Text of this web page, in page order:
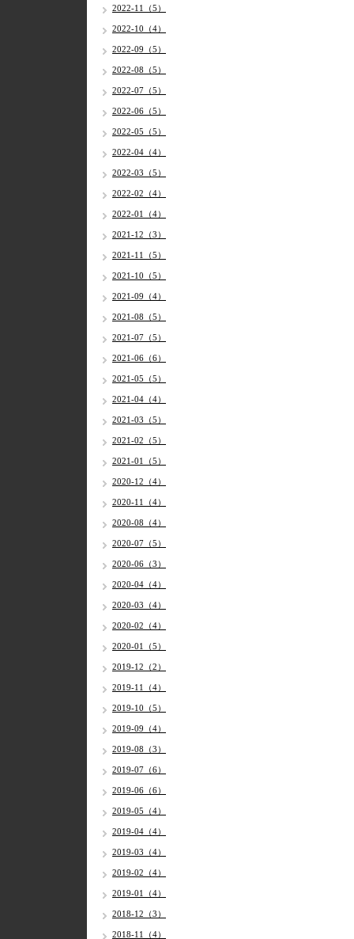
2022-11（5）
2022-10（4）
2022-09（5）
2022-08（5）
2022-07（5）
2022-06（5）
2022-05（5）
2022-04（4）
2022-03（5）
2022-02（4）
2022-01（4）
2021-12（3）
2021-11（5）
2021-10（5）
2021-09（4）
2021-08（5）
2021-07（5）
2021-06（6）
2021-05（5）
2021-04（4）
2021-03（5）
2021-02（5）
2021-01（5）
2020-12（4）
2020-11（4）
2020-08（4）
2020-07（5）
2020-06（3）
2020-04（4）
2020-03（4）
2020-02（4）
2020-01（5）
2019-12（2）
2019-11（4）
2019-10（5）
2019-09（4）
2019-08（3）
2019-07（6）
2019-06（6）
2019-05（4）
2019-04（4）
2019-03（4）
2019-02（4）
2019-01（4）
2018-12（3）
2018-11（4）